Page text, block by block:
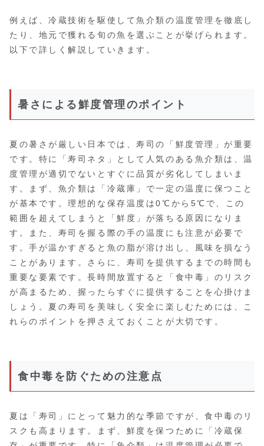
例えば、冷蔵技術を駆使して魚介類の温度管理を徹底し
たり、地元で獲れる旬の魚を選ぶことが挙げられます。
以下で詳しく解説していきます。
暑さによる鮮度管理のポイント
夏の暑さが厳しい日本では、寿司の「鮮度管理」が重要
です。特に「寿司ネタ」として人気のある魚介類は、温
度管理が適切でないとすぐに品質が劣化してしまいま
す。まず、魚介類は「冷蔵庫」で一定の温度に保つこと
が基本です。理想的な保存温度は0℃から5℃で、この
範囲を超えてしまうと「鮮度」が落ちる原因になりま
す。また、寿司を握る際の手の温度にも注意が必要で
す。手が温かすぎると魚の脂が溶け出し、風味を損なう
ことがあります。さらに、寿司を提供するまでの時間も
重要な要素です。長時間放置すると「食中毒」のリスク
が高まるため、握ったらすぐに提供することを心掛けま
しょう。夏の寿司を美味しく安全に楽しむためには、こ
れらのポイントを押さえておくことが大切です。
食中毒を防ぐための注意点
夏は「寿司」にとって魅力的な季節ですが、食中毒のリ
スクも高まります。まず、鮮度を保つために「冷蔵保